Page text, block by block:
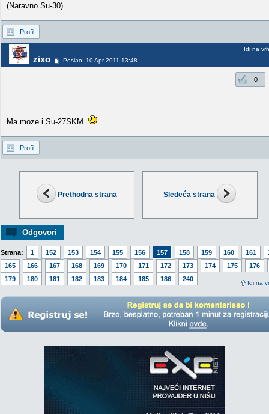
Prethodna strana Sledeća strana
Odgovori
Strana: 1 152 153 154 155 156 157 158 159 160 161
165
166 167 168 169 170 171 172 173 174 175
176
179
180 181 182 183 184 185 186 240
Idi na
(Naravno Su-30)
Profil
zixo Poslao: 10 Apr 2011 13:48
Idi na vrh
0
Ma moze i Su-27SKM.
Profil